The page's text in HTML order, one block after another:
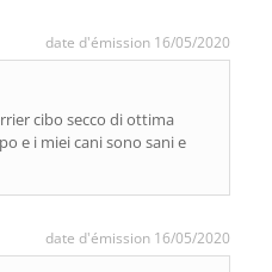
date d'émission 16/05/2020
cibo secco di ottima
e i miei cani sono sani e
date d'émission 16/05/2020